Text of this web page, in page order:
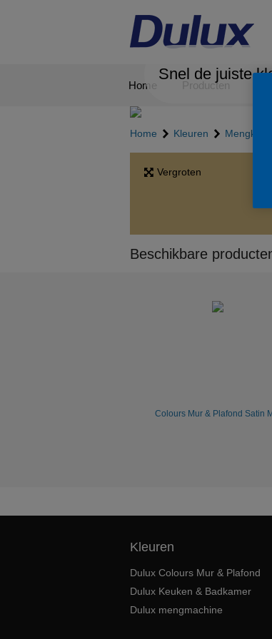
Home Producten
Snel de juiste
Home Kleuren
Vergroten
Beschikbare
Colours Mur & Plafond Satin
Kleuren
Dulux Colours Mur & Plafond
Dulux Keuken & Badkamer
Dulux mengmachine